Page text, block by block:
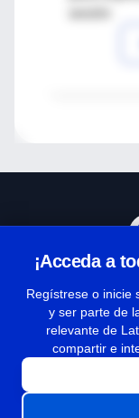
¡Acceda a
Regístrese o inicie
y ser parte de
relevante de
compartir e
| Todos los